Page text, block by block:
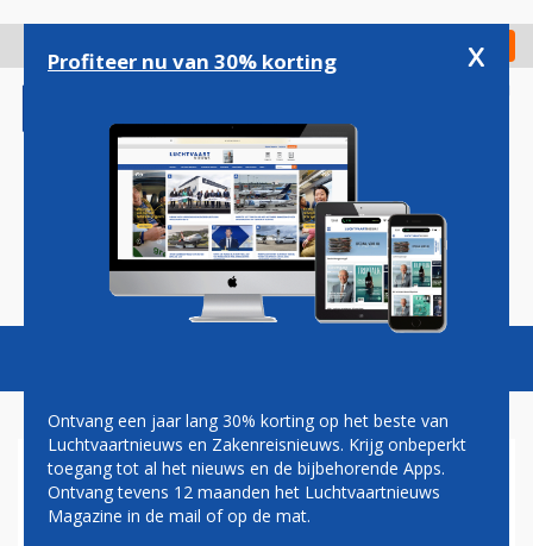
gaan
Check in
Magazine Podcasts Vacatures
ECONOMY CLASS
Profiteer nu van 30% korting x
Ontvang een jaar lang 30% korting op het beste van
Luchtvaartnieuws en Zakenreisnieuws. Krijg onbeperkt
toegang tot al het nieuws en de bijbehorende Apps.
Ontvang tevens 12 maanden het Luchtvaartnieuws
Magazine in de mail of op de mat.